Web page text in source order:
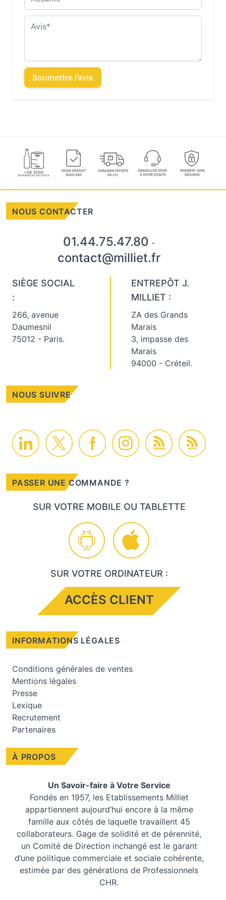
Avis
Soumettre l’avis
À PROPOS
Un Savoir-faire à Votre Service
Fondés en 1957, les Etablissements Milliet
appartiennent aujourd’hui encore à la même
famille aux côtés de laquelle travaillent 45
collaborateurs. Gage de solidité et de pérennité,
un Comité de Direction inchangé est le garant
d’une politique commerciale et sociale cohérente,
estimée par des générations de Professionnels
CHR.
NOUS CONTACTER
01.44.75.47.80 -
contact@milliet.fr
SIÈGE SOCIAL
:
266, avenue
Daumesnil
75012 - Paris.
ENTREPÔT J.
MILLIET :
ZA des Grands
Marais
3, impasse des
Marais
94000 - Créteil.
NOUS SUIVRE
PROMO ACTU
PASSER UNE COMMANDE ?
SUR VOTRE MOBILE OU TABLETTE
SUR VOTRE ORDINATEUR :
ACCÈS CLIENT
INFORMATIONS LÉGALES
Conditions générales de ventes
Mentions légales
Presse
Lexique
Recrutement
Partenaires